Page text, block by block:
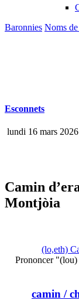
Baronnies Noms
Esconnets
lundi 16 mars 2026
Camin
Montjòia
(lo,eth)
Prononcer
camin /